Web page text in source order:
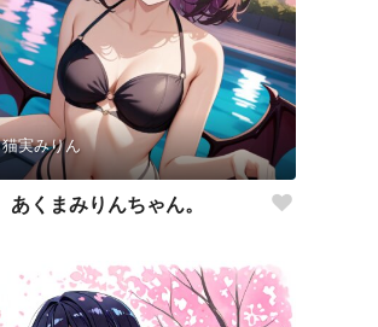
猫実みりん
あくまみりんちゃん。